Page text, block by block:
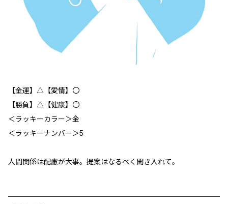
【金運】△【愛情】〇
【勝負】△【健康】〇
＜ラッキーカラー＞金
＜ラッキーナンバー＞5
人間関係は配慮が大事。提案はなるべく聞き入れて。